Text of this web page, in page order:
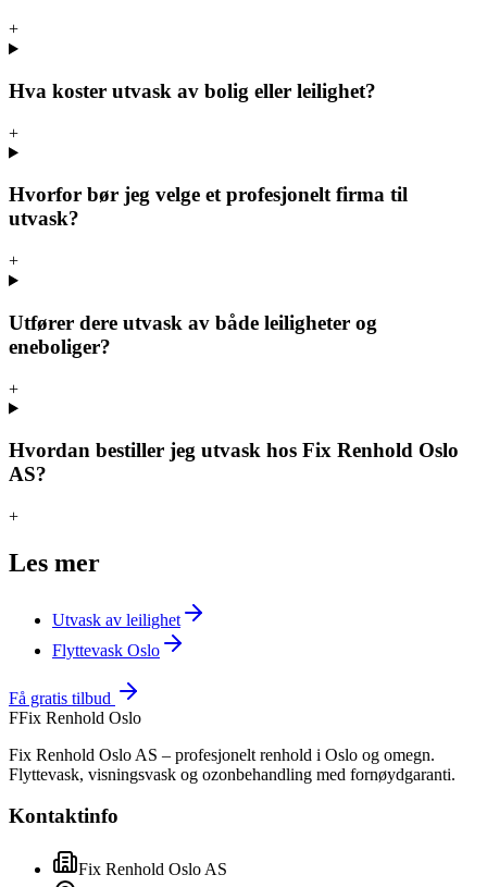
+
Hva koster utvask av bolig eller leilighet?
+
Hvorfor bør jeg velge et profesjonelt firma til
utvask?
+
Utfører dere utvask av både leiligheter og
eneboliger?
+
Hvordan bestiller jeg utvask hos Fix Renhold Oslo
AS?
+
Les mer
Utvask av leilighet
Flyttevask Oslo
Få gratis tilbud
FFix Renhold Oslo
Fix Renhold Oslo AS – profesjonelt renhold i Oslo og omegn.
Flyttevask, visningsvask og ozonbehandling med fornøydgaranti.
Kontaktinfo
Fix Renhold Oslo AS